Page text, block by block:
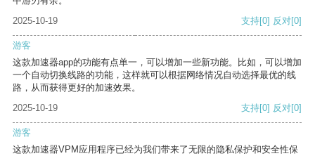
2025-10-19
支持[0] 反对[0]
游客
这款加速器app的功能有点单一，可以增加一些新功能。比如，可以增加
一个自动切换线路的功能，这样就可以根据网络情况自动选择最优的线
路，从而获得更好的加速效果。
2025-10-19
支持[0] 反对[0]
游客
这款加速器VPM应用程序已经为我们带来了无限的隐私保护和安全性保